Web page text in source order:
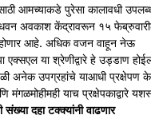
आमच्याकडे पुरेसा कालावधी
धवन अवकाश केंद्रावरून १५
होणार आहे. अधिक वजन वाहून नेऊ
एक्सएल या श्रेणीद्वारे हे उड्डाण
अनेक उपग्रहांचे याआधी
मंगळमोहीमही याच प्रक्षेपकाद्वारे
संख्या दहा टक्क्यांनी